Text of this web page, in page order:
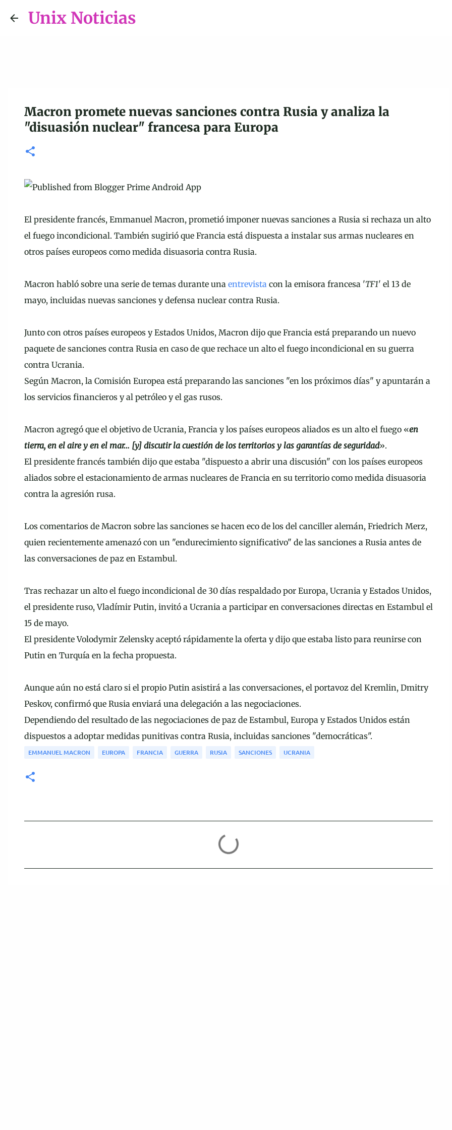
Unix Noticias
Macron promete nuevas sanciones contra Rusia y analiza la
"disuasión nuclear" francesa para Europa
El presidente francés, Emmanuel Macron, prometió imponer nuevas sanciones a Rusia si rechaza un alto
el fuego incondicional. También sugirió que Francia está dispuesta a instalar sus armas nucleares en
otros países europeos como medida disuasoria contra Rusia.
Macron habló sobre una serie de temas durante una entrevista con la emisora francesa 'TF1' el 13 de
mayo, incluidas nuevas sanciones y defensa nuclear contra Rusia.
Junto con otros países europeos y Estados Unidos, Macron dijo que Francia está preparando un nuevo
paquete de sanciones contra Rusia en caso de que rechace un alto el fuego incondicional en su guerra
contra Ucrania.
Según Macron, la Comisión Europea está preparando las sanciones "en los próximos días" y apuntarán a
los servicios financieros y al petróleo y el gas rusos.
Macron agregó que el objetivo de Ucrania, Francia y los países europeos aliados es un alto el fuego «en
tierra, en el aire y en el mar... [y] discutir la cuestión de los territorios y las garantías de seguridad».
El presidente francés también dijo que estaba "dispuesto a abrir una discusión" con los países europeos
aliados sobre el estacionamiento de armas nucleares de Francia en su territorio como medida disuasoria
contra la agresión rusa.
Los comentarios de Macron sobre las sanciones se hacen eco de los del canciller alemán, Friedrich Merz,
quien recientemente amenazó con un "endurecimiento significativo" de las sanciones a Rusia antes de
las conversaciones de paz en Estambul.
Tras rechazar un alto el fuego incondicional de 30 días respaldado por Europa, Ucrania y Estados Unidos,
el presidente ruso, Vladímir Putin, invitó a Ucrania a participar en conversaciones directas en Estambul el
15 de mayo.
El presidente Volodymir Zelensky aceptó rápidamente la oferta y dijo que estaba listo para reunirse con
Putin en Turquía en la fecha propuesta.
Aunque aún no está claro si el propio Putin asistirá a las conversaciones, el portavoz del Kremlin, Dmitry
Peskov, confirmó que Rusia enviará una delegación a las negociaciones.
Dependiendo del resultado de las negociaciones de paz de Estambul, Europa y Estados Unidos están
dispuestos a adoptar medidas punitivas contra Rusia, incluidas sanciones "democráticas".
EMMANUEL MACRON EUROPA FRANCIA GUERRA RUSIA SANCIONES UCRANIA